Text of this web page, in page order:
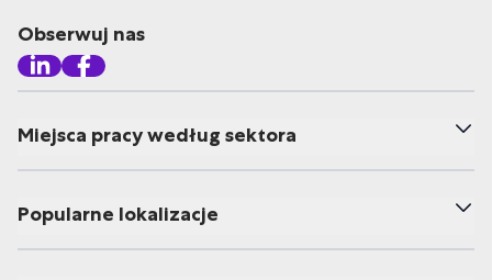
Obserwuj nas
Miejsca pracy według sektora
Popularne lokalizacje